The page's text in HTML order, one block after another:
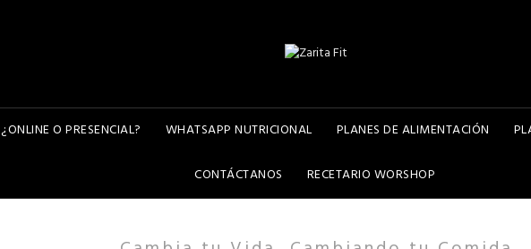
¿ONLINE O PRESENCIAL? WHATSAPP NUTRICIONAL PLANES DE ALIMENTACIÓN
CONTÁCTANOS RECETARIO WORSHOP